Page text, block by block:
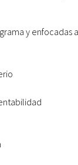
y enfocadas